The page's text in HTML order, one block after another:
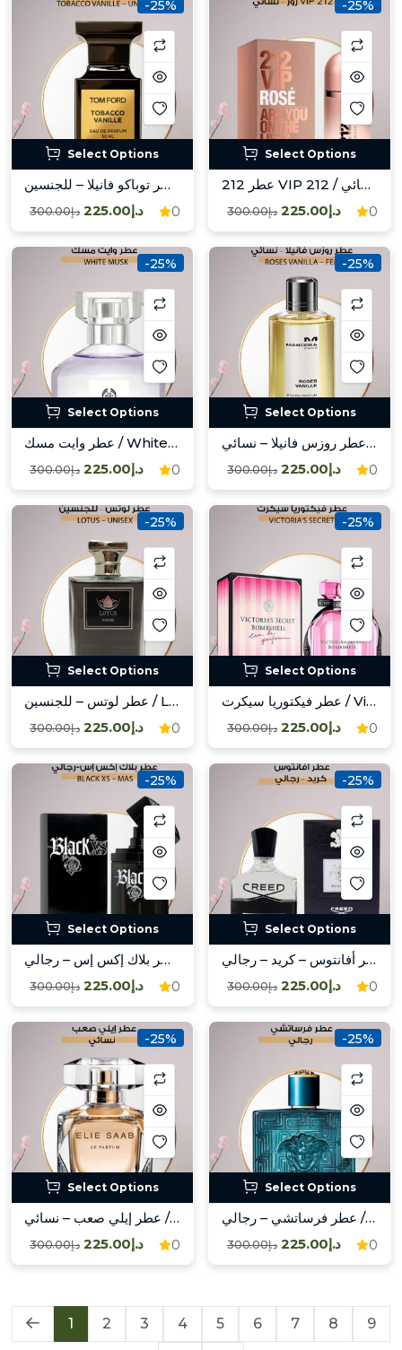
-25%
Select Options
عطر توباكو فانيلا – للجنسين / Tobacco Vanille – Unisex
0 د.إ225.00 د.إ300.00
-25%
Select Options
عطر 212 VIP روز – نسائي / 212 VIP Rose – Fem
0 د.إ225.00 د.إ300.00
-25%
Select Options
عطر وايت مسك / White Musk
0 د.إ225.00 د.إ300.00
-25%
Select Options
عطر روزس فانيلا – نسائي / Roses Vanilla – Fem
0 د.إ225.00 د.إ300.00
-25%
Select Options
عطر لوتس – للجنسين / Lotus – Unisex
0 د.إ225.00 د.إ300.00
-25%
Select Options
عطر فيكتوريا سيكرت / Victoria’s Secret
0 د.إ225.00 د.إ300.00
-25%
Select Options
عطر بلاك إكس إس – رجالي / Black XS – Mas
0 د.إ225.00 د.إ300.00
-25%
Select Options
عطر أفانتوس – كريد – رجالي / Avantus – Creed – Mas
0 د.إ225.00 د.إ300.00
-25%
Select Options
عطر إيلي صعب – نسائي / Elie Saab – Fem
0 د.إ225.00 د.إ300.00
-25%
Select Options
عطر فرساتشي – رجالي / Versace – Mas
0 د.إ225.00 د.إ300.00
1 2 3 4 5 6 7 8 9